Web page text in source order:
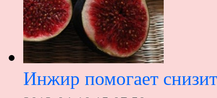
Инжир помогает